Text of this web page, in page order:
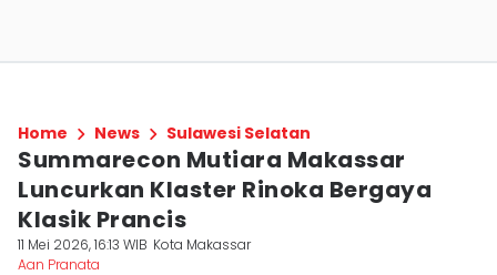
Home News Sulawesi Selatan
Summarecon Mutiara Makassar
Luncurkan Klaster Rinoka Bergaya
Klasik Prancis
11 Mei 2026, 16:13 WIB Kota Makassar
Aan Pranata